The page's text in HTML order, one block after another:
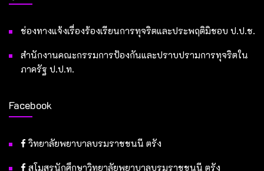
ช่องทางแจ้งเรื่องร้องเรียนการทุจริตและประพฤติมิชอบ ป.ป.ช.
สำนักงานคณะกรรมการป้องกันและปราบปรามการทุจริตใน
ภาครัฐ ป.ป.ท.
Facebook
วิทยาลัยพยาบาลบรมราชชนนี ตรัง
สโมสรนักศึกษาวิทยาลัยพยาบาลบรมราชชนนี ตรัง